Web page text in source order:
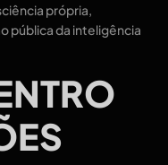
própria,
pública da inteligência